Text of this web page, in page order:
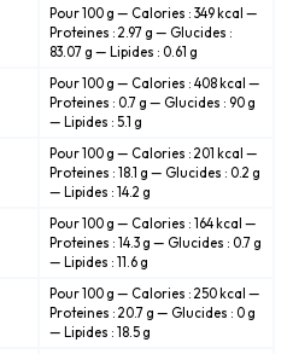
Pour 100 g — Calories : 349 kcal —
Proteines : 2.97 g — Glucides :
83.07 g — Lipides : 0.61 g
Pour 100 g — Calories : 408 kcal —
Proteines : 0.7 g — Glucides : 90 g
— Lipides : 5.1 g
Pour 100 g — Calories : 201 kcal —
Proteines : 18.1 g — Glucides : 0.2 g
— Lipides : 14.2 g
Pour 100 g — Calories : 164 kcal —
Proteines : 14.3 g — Glucides : 0.7 g
— Lipides : 11.6 g
Pour 100 g — Calories : 250 kcal —
Proteines : 20.7 g — Glucides : 0 g
— Lipides : 18.5 g